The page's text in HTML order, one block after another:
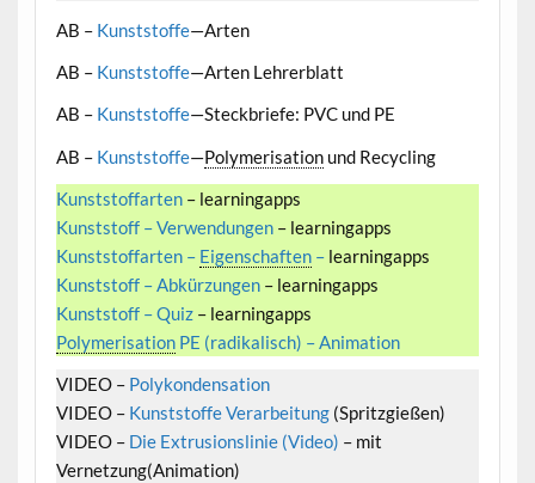
AB – Kunststoffe—Arten
AB – Kunststoffe—Arten Lehrerblatt
AB – Kunststoffe—Steckbriefe: PVC und PE
AB – Kunststoffe—Polymerisationund Recycling
Kunststoffarten– learningapps
Kunststoff – Verwendungen– learningapps
Kunststoffarten – Eigenschaften–learningapps
Kunststoff – Abkürzungen– learningapps
Kunststoff – Quiz – learningapps
PolymerisationPE (radikalisch) – Animation
VIDEO – Polykondensation
VIDEO – Kunststoffe Verarbeitung(Spritzgießen)
VIDEO – Die Extrusionslinie (Video) – mit
Vernetzung(Animation)